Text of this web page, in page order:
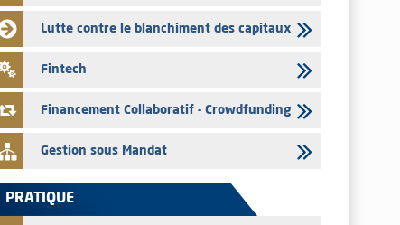
L' AMMC publie les indicateurs mensuels du marché des
capitaux pour le mois de Juin 2026
31/07/2026
L’AMMC met sur son site internet les publications réalisées
par les émetteurs du 30 au 31 juillet 2026
Lutte contre le blanchiment des capitaux
Fintech
Financement Collaboratif - Crowdfunding
Gestion sous Mandat
PRATIQUE